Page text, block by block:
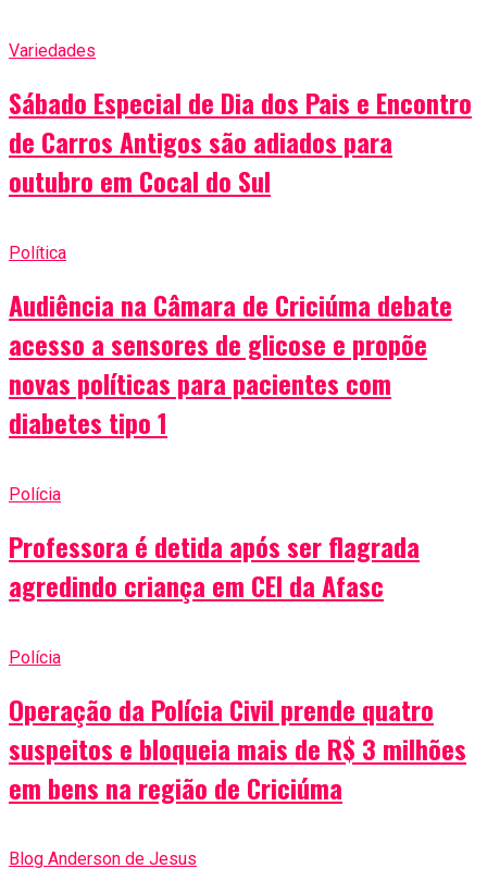
Variedades
Sábado Especial de Dia dos Pais e Encontro
de Carros Antigos são adiados para
outubro em Cocal do Sul
Política
Audiência na Câmara de Criciúma debate
acesso a sensores de glicose e propõe
novas políticas para pacientes com
diabetes tipo 1
Polícia
Professora é detida após ser flagrada
agredindo criança em CEI da Afasc
Polícia
Operação da Polícia Civil prende quatro
suspeitos e bloqueia mais de R$ 3 milhões
em bens na região de Criciúma
Blog Anderson de Jesus